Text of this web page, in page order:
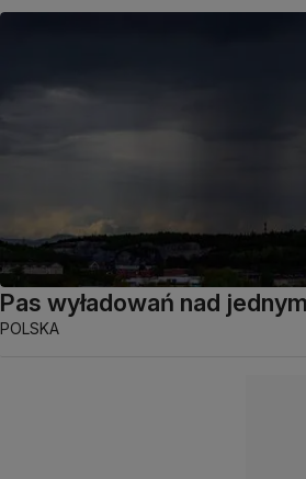
Pas wyładowań nad
POLSKA